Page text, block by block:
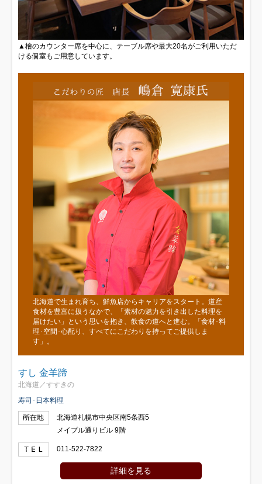
▲檜のカウンター席を中心に、テーブル席や最大20名がご利用いただ
ける個室もご用意しています。
北海道で生まれ育ち、鮮魚店からキャリアをスタート。道産
食材を豊富に扱うなかで、「素材の魅力を引き出した料理を
届けたい」という思いを抱き、飲食の道へと進む。「食材･料
理･空間･心配り、すべてにこだわりを持ってご提供しま
す」。
すし 金羊蹄
北海道／すすきの
寿司･日本料理
北海道札幌市中央区南5条西5
メイプル通りビル 9階
011-522-7822
詳細を見る